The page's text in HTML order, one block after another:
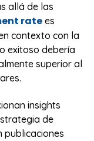
allá de las
ratees
contexto con la
exitoso debería
superior al
insights
de
publicaciones